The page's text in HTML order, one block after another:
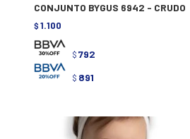
CONJUNTO BYGUS 6942 - CRUDO
$ 1.100
$ 792
$ 891